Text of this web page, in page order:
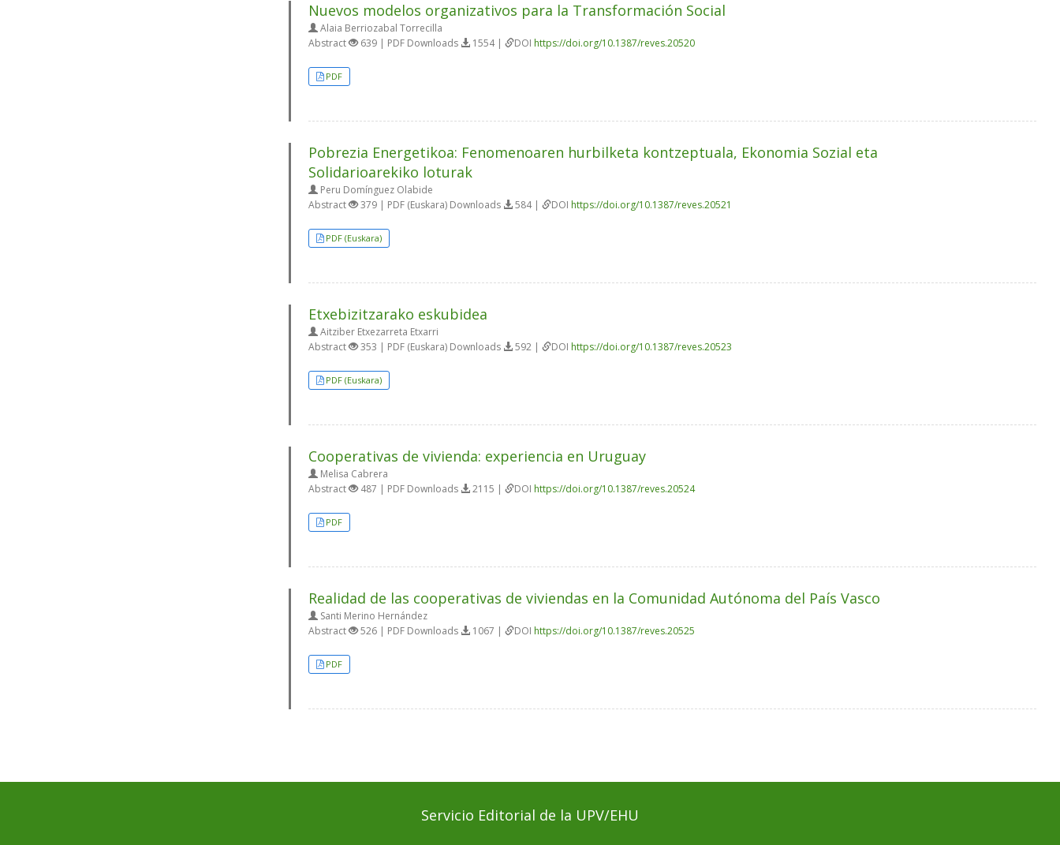
Nuevos modelos organizativos para la Transformación Social
Alaia Berriozabal Torrecilla
Abstract
639 | PDF Downloads 1554 | DOI https://doi.org/10.1387/reves.20520
PDF
Pobrezia Energetikoa: Fenomenoaren hurbilketa kontzeptuala, Ekonomia Sozial eta
Solidarioarekiko loturak
Peru Domínguez Olabide
Abstract
379 | PDF (Euskara) Downloads 584 | DOI https://doi.org/10.1387/reves.20521
PDF (Euskara)
Etxebizitzarako eskubidea
Aitziber Etxezarreta Etxarri
Abstract
353 | PDF (Euskara) Downloads 592 | DOI https://doi.org/10.1387/reves.20523
PDF (Euskara)
Cooperativas de vivienda: experiencia en Uruguay
Melisa Cabrera
Abstract
487 | PDF Downloads 2115 | DOI https://doi.org/10.1387/reves.20524
PDF
Realidad de las cooperativas de viviendas en la Comunidad Autónoma del País Vasco
Santi Merino Hernández
Abstract
526 | PDF Downloads 1067 | DOI https://doi.org/10.1387/reves.20525
PDF
Servicio Editorial de la UPV/EHU